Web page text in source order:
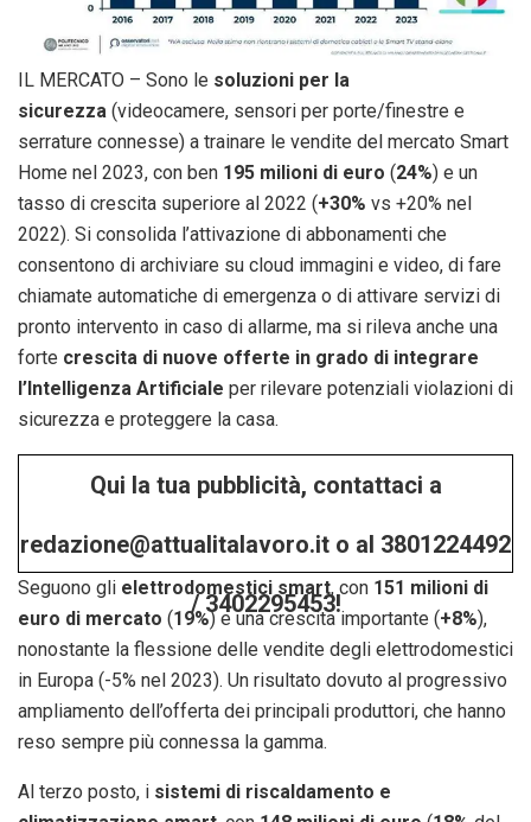
IL MERCATO – Sono le soluzioni per la
sicurezza (videocamere, sensori per porte/finestre e
serrature connesse) a trainare le vendite del mercato Smart
Home nel 2023, con ben 195 milioni di euro (24%) e un
tasso di crescita superiore al 2022 (+30% vs +20% nel
2022). Si consolida l’attivazione di abbonamenti che
consentono di archiviare su cloud immagini e video, di fare
chiamate automatiche di emergenza o di attivare servizi di
pronto intervento in caso di allarme, ma si rileva anche una
forte crescita di nuove offerte in grado di integrare
l’Intelligenza Artificiale per rilevare potenziali violazioni di
sicurezza e proteggere la casa.
Qui la tua pubblicità, contattaci a
redazione@attualitalavoro.it o al 3801224492
/ 3402295453!
Seguono gli elettrodomestici smart, con 151 milioni di
euro di mercato (19%) e una crescita importante (+8%),
nonostante la flessione delle vendite degli elettrodomestici
in Europa (-5% nel 2023). Un risultato dovuto al progressivo
ampliamento dell’offerta dei principali produttori, che hanno
reso sempre più connessa la gamma.
Al terzo posto, i sistemi di riscaldamento e